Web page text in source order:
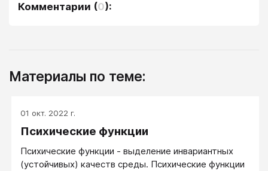
Комментарии (0):
Материалы по теме:
01 окт. 2022 г.
Психические функции
Психические функции - выделение инвариантных
(устойчивых) качеств среды. Психические функции